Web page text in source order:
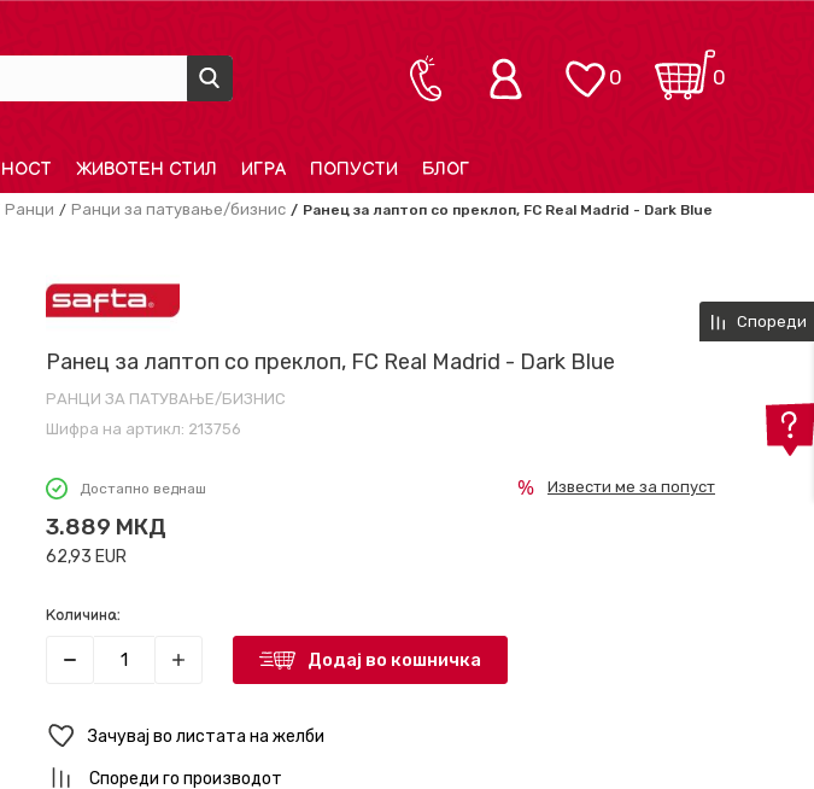
0
0
ЖИВОТЕН СТИЛ ИГРА ПОПУСТИ БЛОГ
Ранци Ранци за патување/бизнис Ранец за лаптоп со преклоп, FC Real Madrid - Dark Blue
Ранец за лаптоп со преклоп, FC Real Madrid - Dark Blue
РАНЦИ ЗА ПАТУВАЊЕ/БИЗНИС
Шифра на артикл: 213756
Достапно веднаш
3.889 МКД
62,93 EUR
Извести ме за попуст
Количина:
Додај во кошничка
Зачувај во листата на желби
Спореди го производот
Спореди